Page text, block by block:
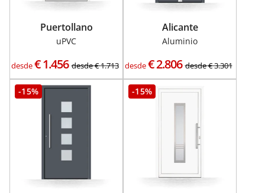
Puertollano
uPVC
desde€1.456 desde€1.713
Alicante
Aluminio
desde€2.806 desde€3.301
-15% -15%